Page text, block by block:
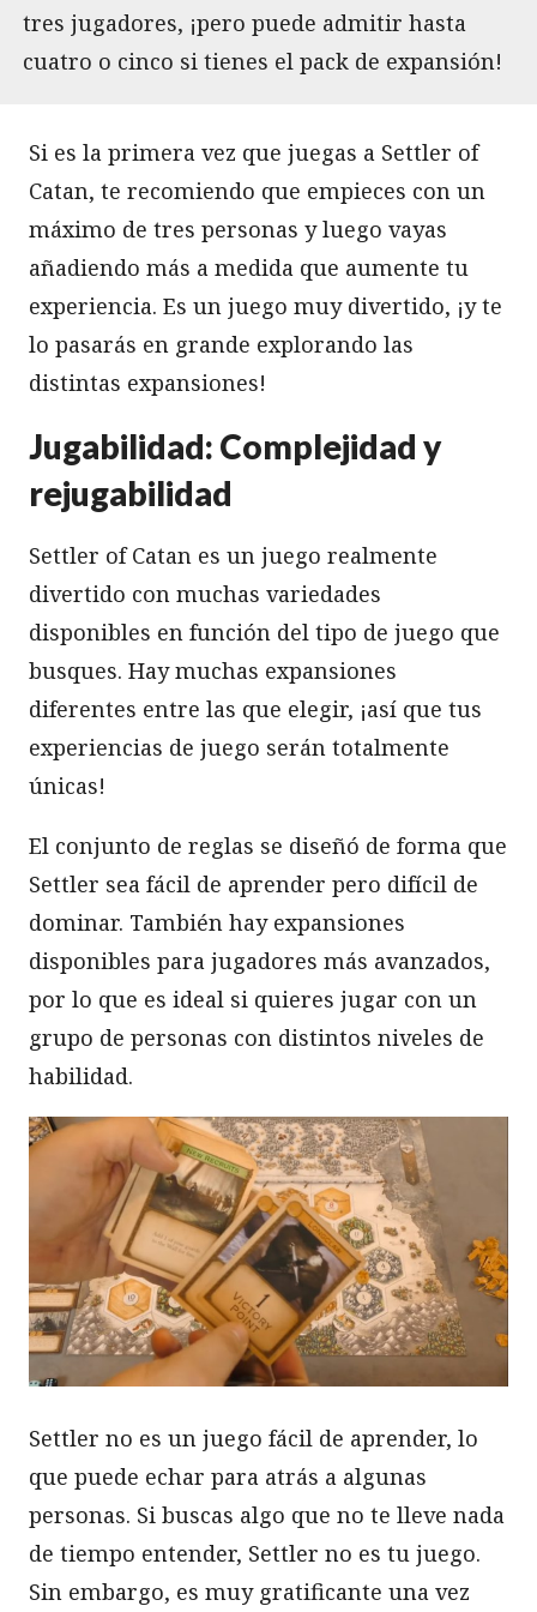
tres jugadores, ¡pero puede admitir hasta
cuatro o cinco si tienes el pack de expansión!
Si es la primera vez que juegas a Settler of
Catan, te recomiendo que empieces con un
máximo de tres personas y luego vayas
añadiendo más a medida que aumente tu
experiencia. Es un juego muy divertido, ¡y te
lo pasarás en grande explorando las
distintas expansiones!
Jugabilidad: Complejidad y
rejugabilidad
Settler of Catan es un juego realmente
divertido con muchas variedades
disponibles en función del tipo de juego que
busques. Hay muchas expansiones
diferentes entre las que elegir, ¡así que tus
experiencias de juego serán totalmente
únicas!
El conjunto de reglas se diseñó de forma que
Settler sea fácil de aprender pero difícil de
dominar. También hay expansiones
disponibles para jugadores más avanzados,
por lo que es ideal si quieres jugar con un
grupo de personas con distintos niveles de
habilidad.
Settler no es un juego fácil de aprender, lo
que puede echar para atrás a algunas
personas. Si buscas algo que no te lleve nada
de tiempo entender, Settler no es tu juego.
Sin embargo, es muy gratificante una vez